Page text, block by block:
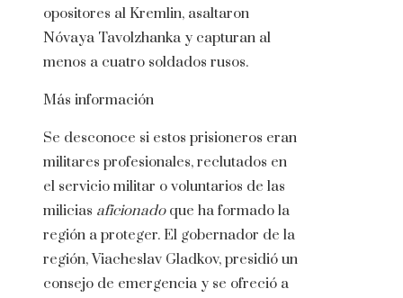
opositores al Kremlin, asaltaron
Nóvaya Tavolzhanka y capturan al
menos a cuatro soldados rusos.
Más información
Se desconoce si estos prisioneros eran
militares profesionales, reclutados en
el servicio militar o voluntarios de las
milicias aficionado que ha formado la
región a proteger. El gobernador de la
región, Viacheslav Gladkov, presidió un
consejo de emergencia y se ofreció a